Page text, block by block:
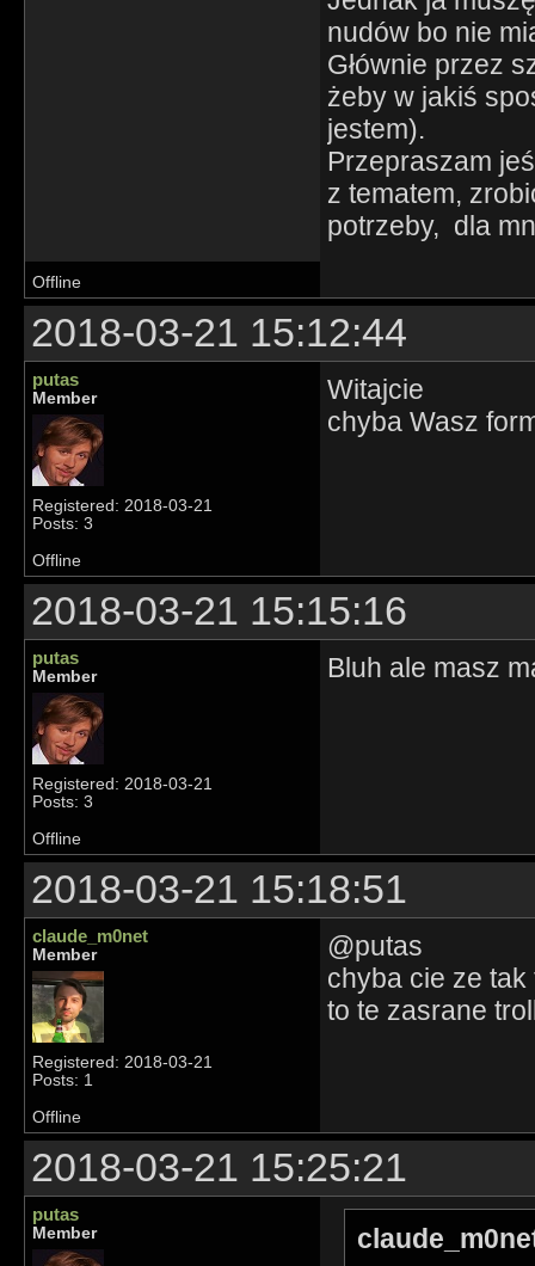
nudów bo nie
Głównie przez
żeby w jakiś
jestem).
Przepraszam
z tematem,
potrzeby, dla
Offline
2018-03-21 15:12:44
putas
Member
Registered: 2018-03-21
Posts: 3
Witajcie
chyba Wasz
Offline
2018-03-21 15:15:16
putas
Member
Registered: 2018-03-21
Posts: 3
Bluh ale masz
Offline
2018-03-21 15:18:51
claude_m0net
Member
Registered: 2018-03-21
Posts: 1
@putas
chyba cie ze
to te zasrane
Offline
2018-03-21 15:25:21
putas
Member